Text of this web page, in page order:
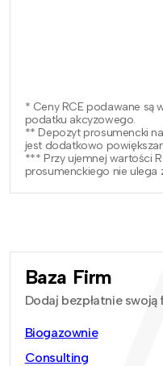
* Ceny RCE podawane są
podatku akcyzowego.
** Depozyt prosumencki
jest dodatkowo
*** Przy ujemnej wartości
prosumenckiego nie ulega
Baza Firm
Dodaj bezpłatnie
Biogazownie
Consulting